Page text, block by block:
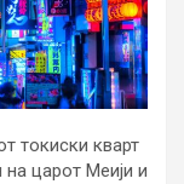
токиски кварт
царот Меији и